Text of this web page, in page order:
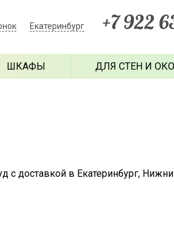
Екатеринбург +7 922
ШКАФЫ ДЛЯ СТЕН И
с доставкой в Екатеринбург,